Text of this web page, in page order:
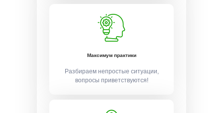
Максимум практики
Разбираем непростые ситуации,
вопросы приветствуются!